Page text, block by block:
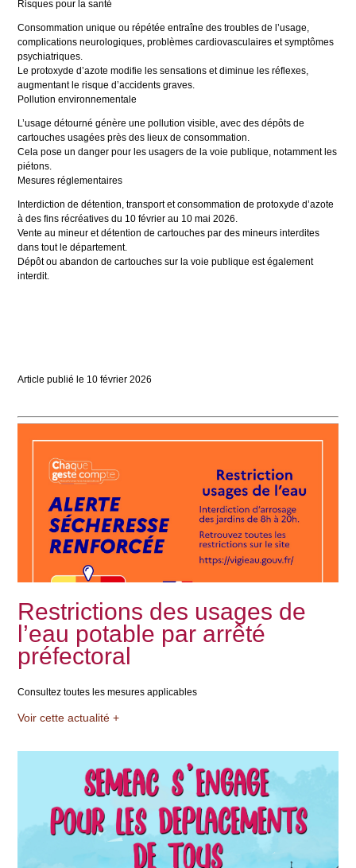
Risques pour la santé
Consommation unique ou répétée entraîne des troubles de l’usage,
complications neurologiques, problèmes cardiovasculaires et symptômes
psychiatriques.
Le protoxyde d’azote modifie les sensations et diminue les réflexes,
augmentant le risque d’accidents graves.
Pollution environnementale
L’usage détourné génère une pollution visible, avec des dépôts de
cartouches usagées près des lieux de consommation.
Cela pose un danger pour les usagers de la voie publique, notamment les
piétons.
Mesures réglementaires
Interdiction de détention, transport et consommation de protoxyde d’azote
à des fins récréatives du 10 février au 10 mai 2026.
Vente au mineur et détention de cartouches par des mineurs interdites
dans tout le département.
Dépôt ou abandon de cartouches sur la voie publique est également
interdit.
Article publié le 10 février 2026
Restrictions des usages de
l’eau potable par arrêté
préfectoral
Consultez toutes les mesures applicables
Voir cette actualité +